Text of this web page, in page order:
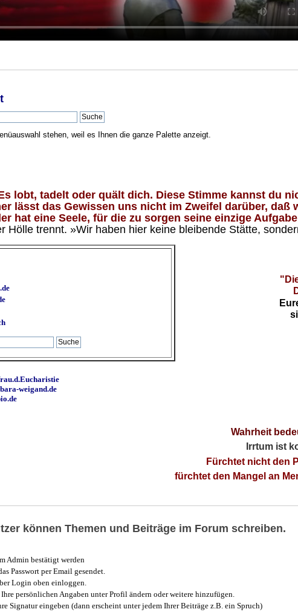
stehen, weil es Ihnen die ganze Palette anzeigt.
lobt, tadelt oder quält dich. Diese Stimme kannst du
lässt das Gewissen uns nicht im Zweifel darüber,
hat eine Seele, für die zu sorgen seine einzige
Hölle trennt. »Wir haben hier keine bleibende Stätte,
weigand.de
Wahrheit
Irrtum ist
Fürchtet nicht den
fürchtet den Mangel an
können Themen und Beiträge im Forum schreiben.
Admin bestätigt werden
Passwort per Email gesendet.
Login oben einloggen.
persönlichen Angaben unter Profil ändern oder weitere hinzufügen.
Signatur eingeben (dann erscheint unter jedem Ihrer Beiträge z.B. ein Spruch)